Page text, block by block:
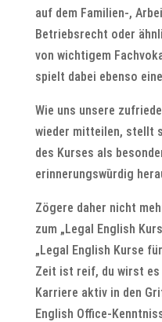
auf dem Familien-,
Betriebsrecht oder
von wichtigem
spielt dabei ebenso
Wie uns unsere
wieder mitteilen, stellt
des Kurses als
erinnerungswȕrdig
Zögere daher nicht
zum „Legal English
„Legal English Kurse
Zeit ist reif, du wirst es
Karriere aktiv in den
English Office-